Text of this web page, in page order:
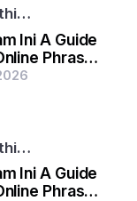
Ini A Guide
Phrase
It
Ini A Guide
Phrase